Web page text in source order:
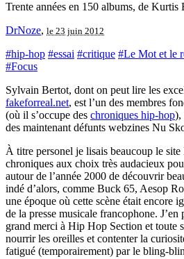
Trente années en 150 albums, de
DrNoze, le 23 juin 2012
#hip-hop #essai #critique #Le Mot et le
#Focus
Sylvain Bertot, dont on peut lire les
fakeforreal.net, est l’un des membres
(où il s’occupe des chroniques hip-hop),
des maintenant défunts webzines Nu
À titre personel je lisais beaucoup le
chroniques aux choix très audacieux
autour de l’année 2000 de découvrir
indé d’alors, comme Buck 65, Aesop
une époque où cette scène était encore
de la presse musicale francophone.
grand merci à Hip Hop Section et toute
nourrir les oreilles et contenter la
fatigué (temporairement) par le bling-